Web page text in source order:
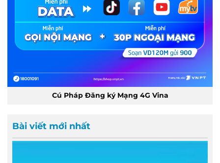
Cú Pháp Đăng ký Mạng 4G Vina
Bài viết mới nhất